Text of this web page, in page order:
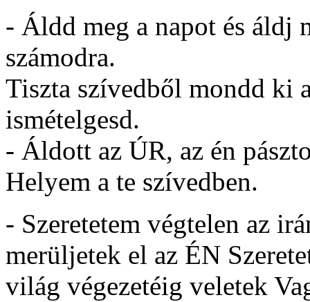
- Áldd meg a napot és áldj
számodra.
Tiszta szívedből mondd ki
ismételgesd.
- Áldott az ÚR, az én
Helyem a te szívedben.
- Szeretetem végtelen az
merüljetek el az ÉN
világ végezetéig veletek